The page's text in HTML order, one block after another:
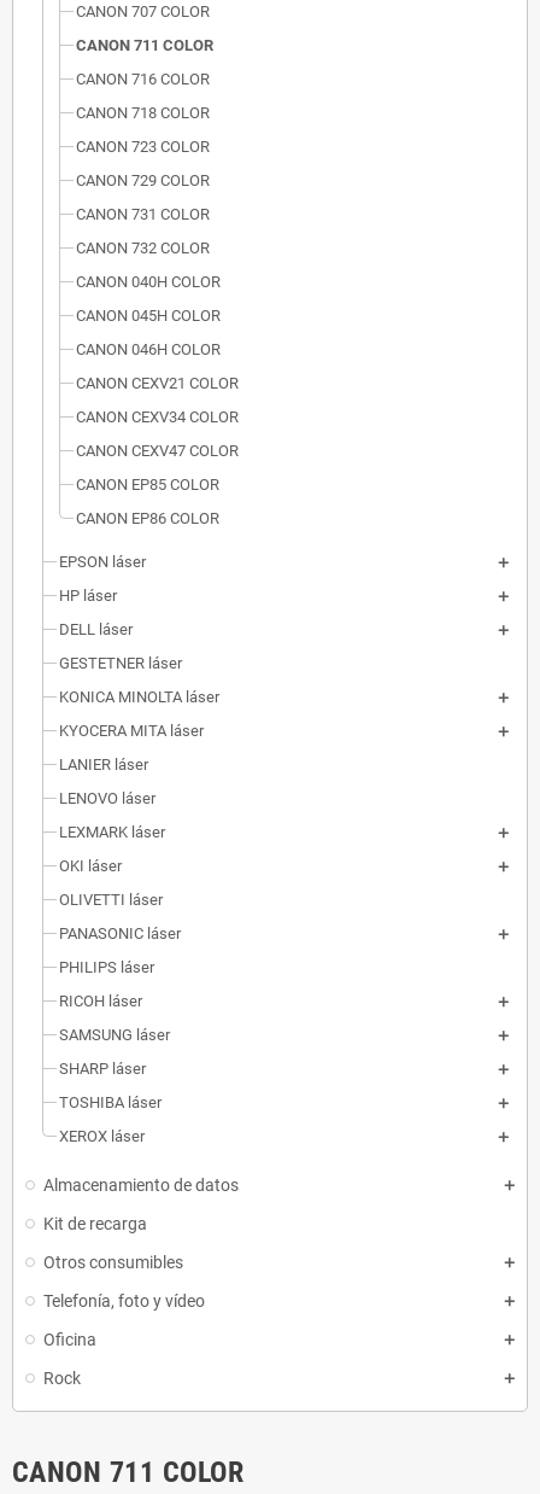
CANON 707 COLOR
CANON 711 COLOR
CANON 716 COLOR
CANON 718 COLOR
CANON 723 COLOR
CANON 729 COLOR
CANON 731 COLOR
CANON 732 COLOR
CANON 040H COLOR
CANON 045H COLOR
CANON 046H COLOR
CANON CEXV21 COLOR
CANON CEXV34 COLOR
CANON CEXV47 COLOR
CANON EP85 COLOR
CANON EP86 COLOR
EPSON láser
HP láser
DELL láser
GESTETNER láser
KONICA MINOLTA láser
KYOCERA MITA láser
LANIER láser
LENOVO láser
LEXMARK láser
OKI láser
OLIVETTI láser
PANASONIC láser
PHILIPS láser
RICOH láser
SAMSUNG láser
SHARP láser
TOSHIBA láser
XEROX láser
Almacenamiento de datos
Kit de recarga
Otros consumibles
Telefonía, foto y vídeo
Oficina
Rock
CANON 711 COLOR